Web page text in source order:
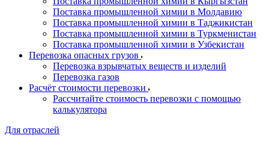
Поставка промышленной химии в Молдавию
Поставка промышленной химии в Таджикистан
Поставка промышленной химии в Туркменистан
Поставка промышленной химии в Узбекистан
Перевозка опасных грузов
Перевозка взрывчатых веществ и изделий
Перевозка газов
Расчёт стоимости перевозки
Рассчитайте стоимость перевозки с помощью
калькулятора
Для отраслей